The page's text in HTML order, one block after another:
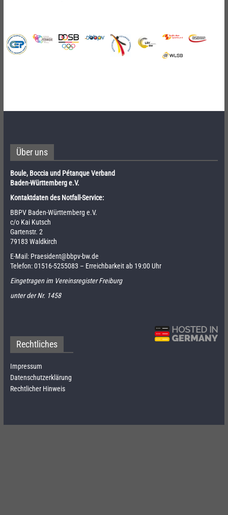
Über uns
Boule, Boccia und Pétanque Verband
Baden-Württemberg e.V.
Kontaktdaten des Notfall-Service:
BBPV Baden-Württemberg e.V.
c/o Kai Kutsch
Gartenstr. 2
79183 Waldkirch
E-Mail: Praesident@bbpv-bw.de
Telefon:01516-5255083 – Erreichbarkeit ab 19:00 Uhr
Eingetragen im Vereinsregister Freiburg
unter der Nr. 1458
Rechtliches
Impressum
Datenschutzerklärung
Rechtlicher Hinweis